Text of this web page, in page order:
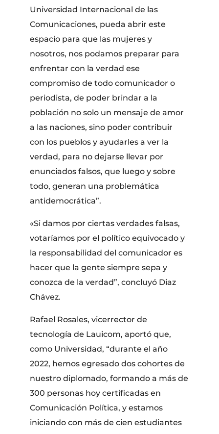
Universidad Internacional de las
Comunicaciones, pueda abrir este
espacio para que las mujeres y
nosotros, nos podamos preparar para
enfrentar con la verdad ese
compromiso de todo comunicador o
periodista, de poder brindar a la
población no solo un mensaje de amor
a las naciones, sino poder contribuir
con los pueblos y ayudarles a ver la
verdad, para no dejarse llevar por
enunciados falsos, que luego y sobre
todo, generan una problemática
antidemocrática”.
«Si damos por ciertas verdades falsas,
votaríamos por el político equivocado y
la responsabilidad del comunicador es
hacer que la gente siempre sepa y
conozca de la verdad”, concluyó Diaz
Chávez.
Rafael Rosales, vicerrector de
tecnología de Lauicom, aportó que,
como Universidad, “durante el año
2022, hemos egresado dos cohortes de
nuestro diplomado, formando a más de
300 personas hoy certificadas en
Comunicación Política, y estamos
iniciando con más de cien estudiantes